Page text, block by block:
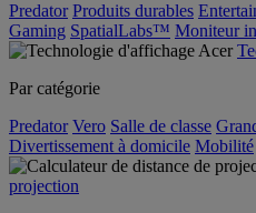
Predator Produits durables
Gaming SpatialLabs™ Moniteur
Par catégorie
Predator Vero Salle de classe
Divertissement à domicile Mobilité
projection